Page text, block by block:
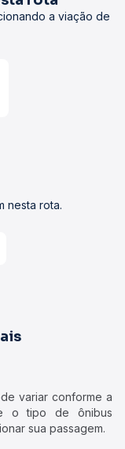
a viação de
nesta rota.
variar conforme a
o tipo de ônibus
sua passagem.